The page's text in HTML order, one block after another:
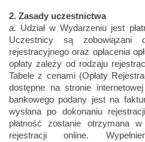
2. Zasady uczestnictwa
a. Udział w Wydarzeniu jest
Uczestnicy są zobowiązani
rejestracyjnego oraz opłacenia
opłaty zależy od rodzaju
Tabele z cenami (Opłaty
dostępne na stronie
bankowego podany jest na
wysłana po dokonaniu
płatność zostanie otrzymana
rejestracji online.